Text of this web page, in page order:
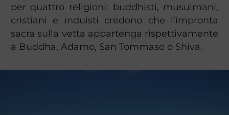
per quattro religioni: buddhisti, musulmani,
cristiani e induisti credono che l’impronta
sacra sulla vetta appartenga rispettivamente
a Buddha, Adamo, San Tommaso o Shiva.